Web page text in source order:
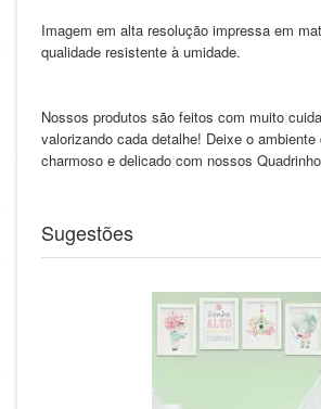
Imagem em alta resolução impressa em
qualidade resistente à umidade.
Nossos produtos são feitos com muito
valorizando cada detalhe! Deixe o
charmoso e delicado com nossos
Sugestões